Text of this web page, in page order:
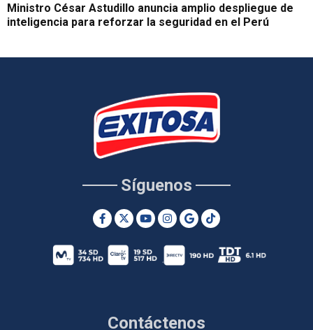
Ministro César Astudillo anuncia amplio despliegue de
inteligencia para reforzar la seguridad en el Perú
Contáctenos
Síguenos